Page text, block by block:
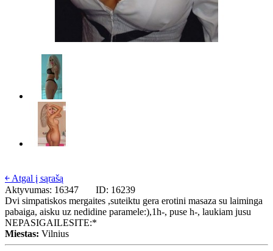
￩ Atgal į sąrašą
Aktyvumas: 16347 ID: 16239
Dvi simpatiskos mergaites ,suteiktu gera erotini masaza su laiminga
pabaiga, aisku uz nedidine paramele:),1h-, puse h-, laukiam jusu
NEPASIGAILESITE:*
Miestas: Vilnius